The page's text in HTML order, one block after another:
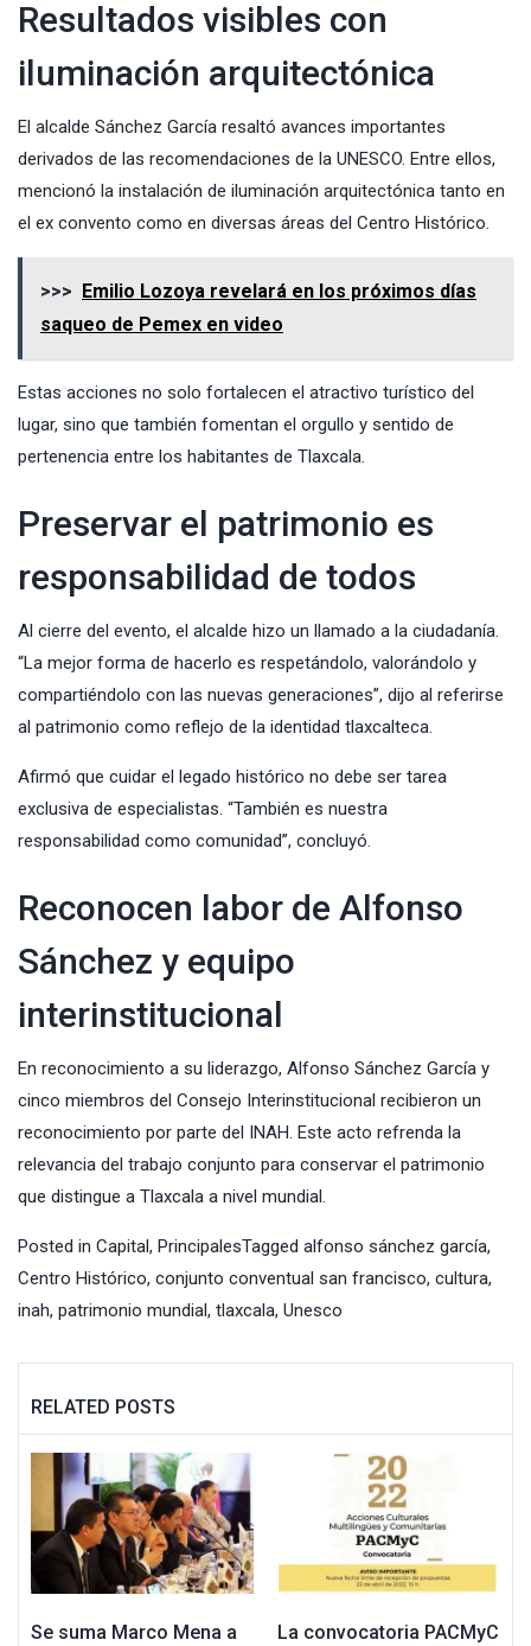
Resultados visibles con
iluminación arquitectónica
El alcalde Sánchez García resaltó avances importantes
derivados de las recomendaciones de la UNESCO. Entre ellos,
mencionó la instalación de iluminación arquitectónica tanto en
el ex convento como en diversas áreas del Centro Histórico.
>>> Emilio Lozoya revelará en los próximos días
saqueo de Pemex en video
Estas acciones no solo fortalecen el atractivo turístico del
lugar, sino que también fomentan el orgullo y sentido de
pertenencia entre los habitantes de Tlaxcala.
Preservar el patrimonio es
responsabilidad de todos
Al cierre del evento, el alcalde hizo un llamado a la ciudadanía.
“La mejor forma de hacerlo es respetándolo, valorándolo y
compartiéndolo con las nuevas generaciones”, dijo al referirse
al patrimonio como reflejo de la identidad tlaxcalteca.
Afirmó que cuidar el legado histórico no debe ser tarea
exclusiva de especialistas. “También es nuestra
responsabilidad como comunidad”, concluyó.
Reconocen labor de Alfonso
Sánchez y equipo
interinstitucional
En reconocimiento a su liderazgo, Alfonso Sánchez García y
cinco miembros del Consejo Interinstitucional recibieron un
reconocimiento por parte del INAH. Este acto refrenda la
relevancia del trabajo conjunto para conservar el patrimonio
que distingue a Tlaxcala a nivel mundial.
Posted in Capital, PrincipalesTagged alfonso sánchez garcía,
Centro Histórico, conjunto conventual san francisco, cultura,
inah, patrimonio mundial, tlaxcala, Unesco
RELATED POSTS
Se suma Marco Mena a
La convocatoria PACMyC